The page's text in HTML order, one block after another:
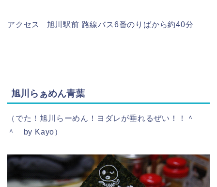
アクセス 旭川駅前 路線バス6番のりばから約40分
旭川らぁめん青葉
（でた！旭川らーめん！ヨダレが垂れるぜい！！＾
＾ by Kayo）